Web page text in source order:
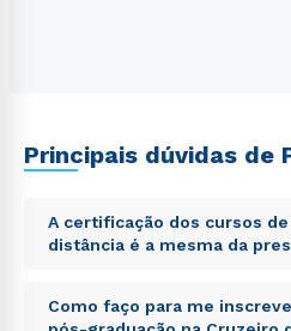
Principais dúvidas de
A certificação dos cursos
distância é a mesma da
Sed ut perspiciatis unde
voluptatem accusantium
Como faço para me